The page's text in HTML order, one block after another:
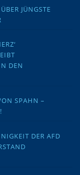
JÜNGSTE
DEN
SPAHN –
DER AFD